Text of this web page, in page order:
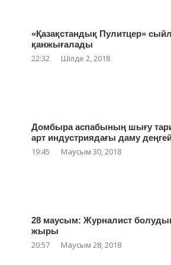
«Қазақстандық Пулитцер»
қанжығалады
22:32 Шілде 2, 2018
Домбыра аспабының шығу
арт индустриядағы даму
19:45 Маусым 30, 2018
28 маусым: Журналист
жыры
20:57 Маусым 28, 2018